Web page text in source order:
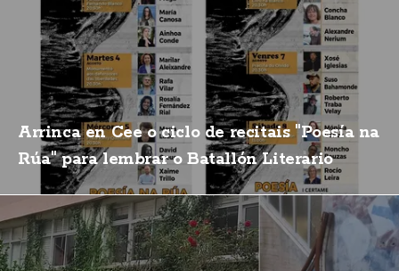
Arrinca en Cee o ciclo de recitais "Poesía na
Rúa" para lembrar o Batallón Literario